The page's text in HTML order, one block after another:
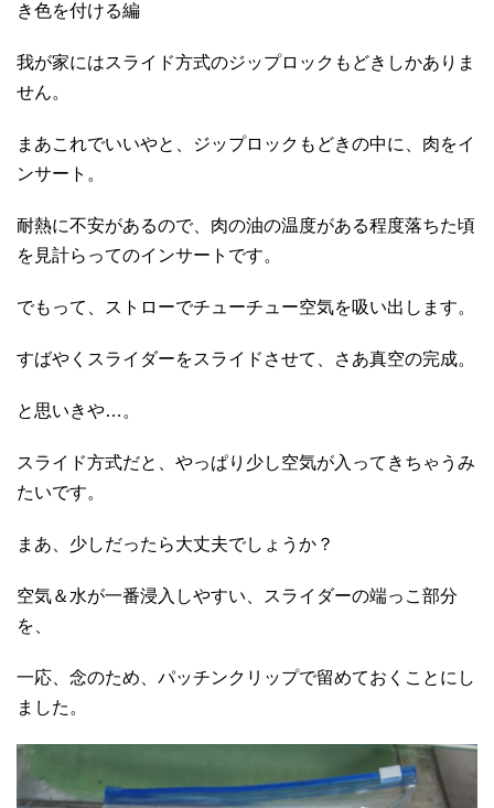
き色を付ける編
我が家にはスライド方式のジップロックもどきしかありま
せん。
まあこれでいいやと、ジップロックもどきの中に、肉をイ
ンサート。
耐熱に不安があるので、肉の油の温度がある程度落ちた頃
を見計らってのインサートです。
でもって、ストローでチューチュー空気を吸い出します。
すばやくスライダーをスライドさせて、さあ真空の完成。
と思いきや…。
スライド方式だと、やっぱり少し空気が入ってきちゃうみ
たいです。
まあ、少しだったら大丈夫でしょうか？
空気＆水が一番浸入しやすい、スライダーの端っこ部分
を、
一応、念のため、パッチンクリップで留めておくことにし
ました。